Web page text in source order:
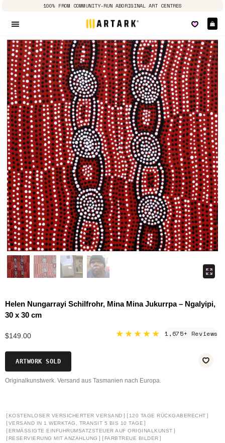
100% FROM COMMUNITY-RUN ABORIGINAL ART CENTRES
Helen Nungarrayi Schilfrohr, Mina Mina Jukurrpa – Ngalyipi,
30 x 30 cm
$149.00 ★★★★★ 1,675+ Reviews
ARTWORK SOLD
Originalkunstwerk. Versand aus Tasmanien nach Europa.
[ KOSTENLOSER VERSICHERTER VERSAND ] [ 120 TAGE RÜCKGABERECHT ]
[VERSAND IN 1 WERKTAG, TRANSIT 5 BIS 10 TAGE ]
[ ERMÄSSIGTE EINFUHRUMSATZSTEUER AUF ORIGINALKUNST
]
[ RESERVIERUNG MIT ANZAHLUNG ] [ FARBTREUE BILDER ]